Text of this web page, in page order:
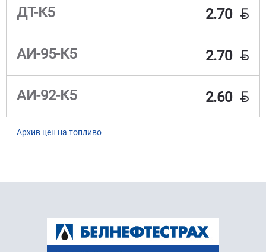
ДТ-К5 2.70 BYN
АИ-95-К5 2.70 BYN
АИ-92-К5 2.60 BYN
Архив цен на топливо